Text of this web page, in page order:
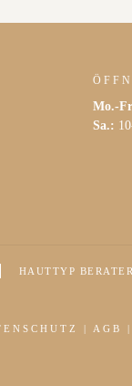
Mo.-
Sa.:
HAUTTYP BERATER
| AGB |